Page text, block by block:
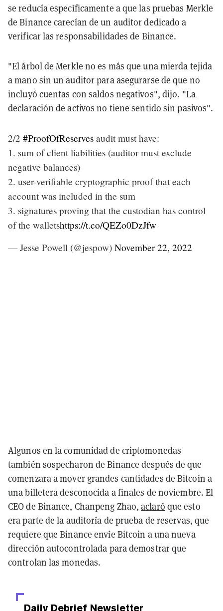
se reducía específicamente a que las pruebas Merkle
de Binance carecían de un auditor dedicado a
verificar las responsabilidades de Binance.
"El árbol de Merkle no es más que una mierda tejida
a mano sin un auditor para asegurarse de que no
incluyó cuentas con saldos negativos", dijo. "La
declaración de activos no tiene sentido sin pasivos".
2/2 #ProofOfReserves audit must have:
1. sum of client liabilities (auditor must exclude
negative balances)
2. user-verifiable cryptographic proof that each
account was included in the sum
3. signatures proving that the custodian has control
of the walletshttps://t.co/QEZo0DzJfw
— Jesse Powell (@jespow) November 22, 2022
Algunos en la comunidad de criptomonedas
también sospecharon de Binance después de que
comenzara a mover grandes cantidades de Bitcoin a
una billetera desconocida a finales de noviembre. El
CEO de Binance, Chanpeng Zhao,aclaró que esto
era parte de la auditoría de prueba de reservas, que
requiere que Binance envíe Bitcoin a una nueva
dirección autocontrolada para demostrar que
controlan las monedas.
Daily Debrief Newsletter